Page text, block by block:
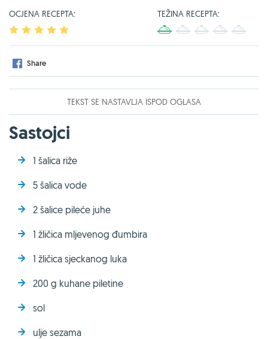
OCJENA RECEPTA:
2 3 4
TEŽINA RECEPTA:
4
Share
TEKST SE NASTAVLJA ISPOD OGLASA
Sastojci
1 šalica riže
5 šalica vode
2 šalice pileće juhe
1 žličica mljevenog đumbira
1 žličica sjeckanog luka
200 g kuhane piletine
sol
ulje sezama